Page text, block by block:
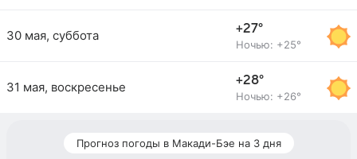
30 мая, суббота +27°
Ночью: +25°
31 мая, воскресенье +28°
Ночью: +26°
Прогноз погоды в Макади-Бэе на 3 дня